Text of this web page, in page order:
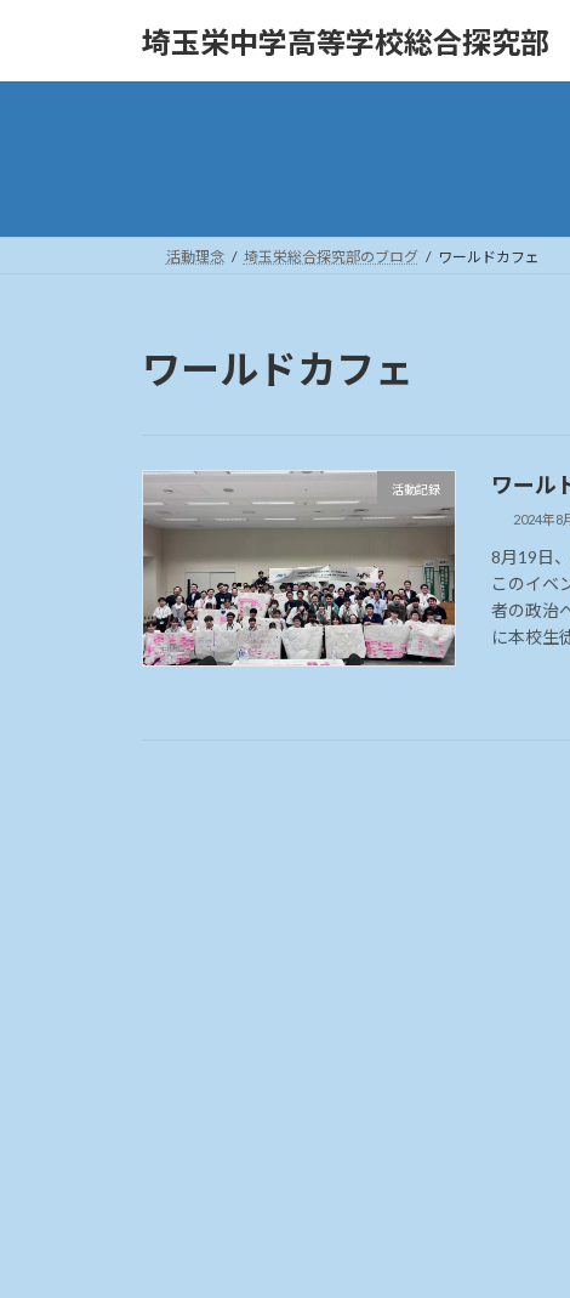
埼玉栄中学高等学校総合探究部
活動理念 埼玉栄総合探究部のブログ ワールドカフェ
ワールドカフェ
活動記録 ワール
2024年8
8月19日
このイベ
者の政治
に本校生